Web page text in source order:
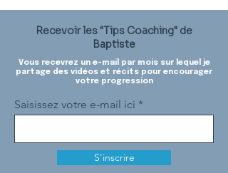
Recevoir les "Tips Coaching" de
Baptiste
Vous recevrez un e-mail par mois sur lequel je
partage des vidéos et récits pour encourager
votre progression
Saisissez votre e-mail ici
S'inscrire